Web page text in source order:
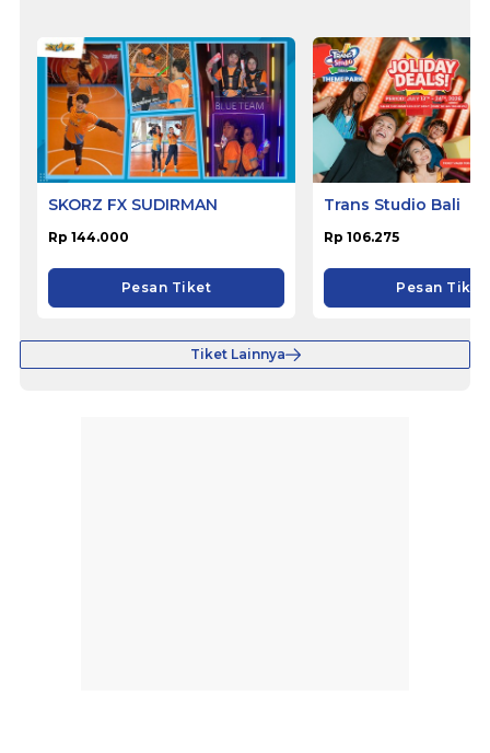
SKORZ FX SUDIRMAN
Rp 144.000
Pesan Tiket
Trans Studio Bali
Rp 106.275
Pesan Tiket
Tiket Lainnya